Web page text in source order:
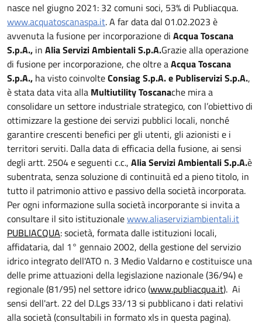
nasce nel giugno 2021: 32 comuni soci, 53% di Publiacqua.
www.acquatoscanaspa.it.A far data dal 01.02.2023 è
avvenuta la fusione per incorporazione di Acqua Toscana
S.p.A., in Alia Servizi Ambientali S.p.A.Grazie alla operazione
di fusione per incorporazione, che oltre aAcqua Toscana
S.p.A., ha visto coinvolteConsiag S.p.A. e Publiservizi S.p.A.,
è stata data vita alla Multiutility Toscanache mira a
consolidare un settore industriale strategico, con l’obiettivo di
ottimizzare la gestione dei servizi pubblici locali, nonché
garantire crescenti benefici per gli utenti, gli azionisti e i
territori serviti. Dalla data di efficacia della fusione, ai sensi
degli artt. 2504 e seguenti c.c., Alia Servizi Ambientali S.p.A.è
subentrata, senza soluzione di continuità ed a pieno titolo, in
tutto il patrimonio attivo e passivo della società incorporata.
Per ogni informazione sulla società incorporante si invita a
consultare il sito istituzionalewww.aliaserviziambientali.it
PUBLIACQUA: società, formata dalle istituzioni locali,
affidataria, dal 1° gennaio 2002, della gestione del servizio
idrico integrato dell'ATO n. 3 Medio Valdarno e costituisce una
delle prime attuazioni della legislazione nazionale (36/94) e
regionale (81/95) nel settore idrico (www.publiacqua.it). Ai
sensi dell'art. 22 del D.Lgs 33/13 si pubblicano i dati relativi
alla società (consultabili in formato xls in questa pagina).